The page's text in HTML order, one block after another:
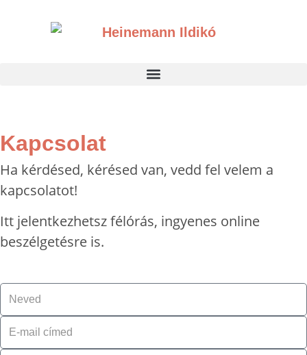
Kapcsolat
Ha kérdésed, kérésed van, vedd fel velem a
kapcsolatot!
Itt jelentkezhetsz félórás, ingyenes online
beszélgetésre is.